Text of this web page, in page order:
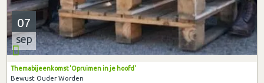
07
sep
Themabijeenkomst 'Opruimen in je hoofd'
Bewust Ouder Worden